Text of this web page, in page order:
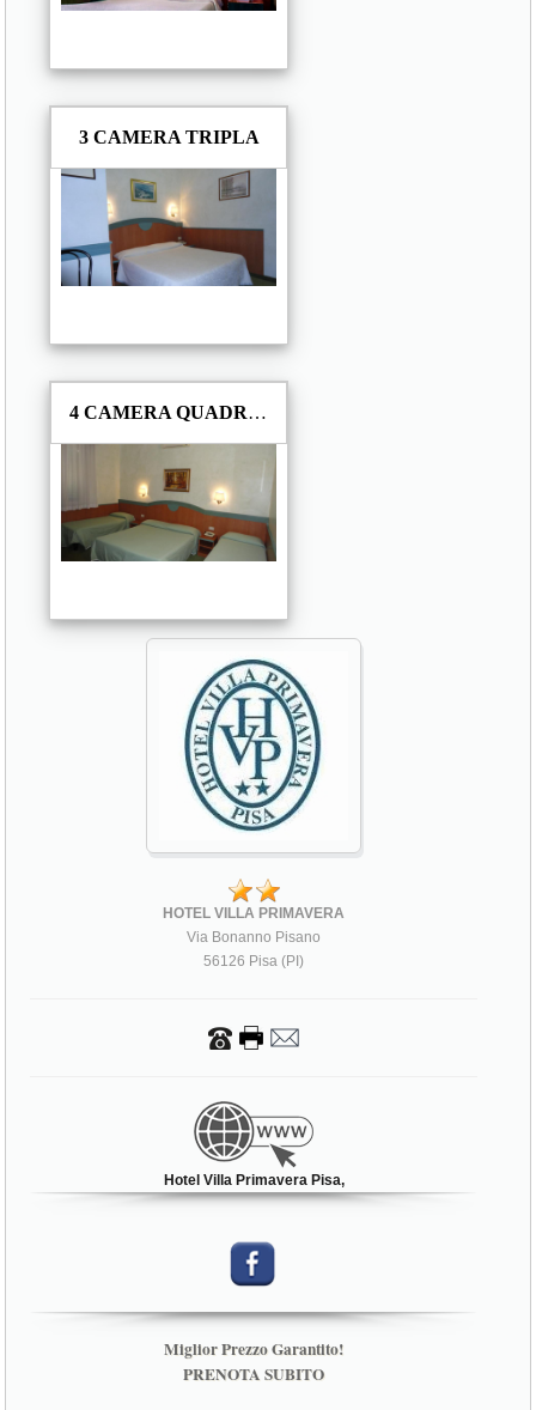
3 CAMERA TRIPLA
4 CAMERA QUADRUPLA
HOTEL VILLA PRIMAVERA
Via Bonanno Pisano
56126 Pisa (PI)
Hotel Villa Primavera Pisa,
Miglior Prezzo Garantito!
PRENOTA SUBITO